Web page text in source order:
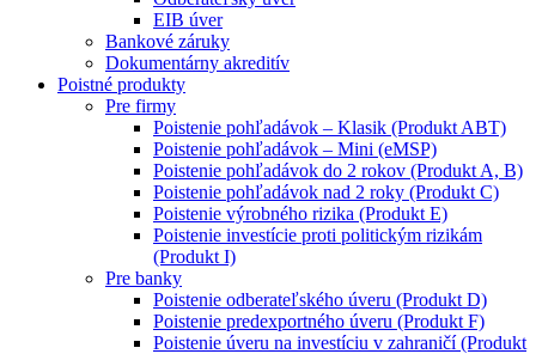
EIB úver
Bankové záruky
Dokumentárny akreditív
Poistné produkty
Pre firmy
Poistenie pohľadávok – Klasik (Produkt ABT)
Poistenie pohľadávok – Mini (eMSP)
Poistenie pohľadávok do 2 rokov (Produkt A, B)
Poistenie pohľadávok nad 2 roky (Produkt C)
Poistenie výrobného rizika (Produkt E)
Poistenie investície proti politickým rizikám
(Produkt I)
Pre banky
Poistenie odberateľského úveru (Produkt D)
Poistenie predexportného úveru (Produkt F)
Poistenie úveru na investíciu v zahraničí (Produkt